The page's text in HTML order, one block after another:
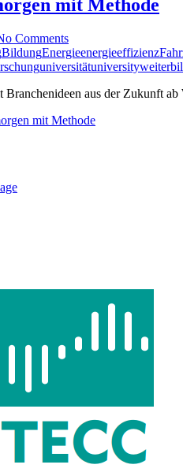
mit Methode
Comments
BildungEnergieenergieeffizienz
universitätuniversity
aus der Zukunft
mit Methode